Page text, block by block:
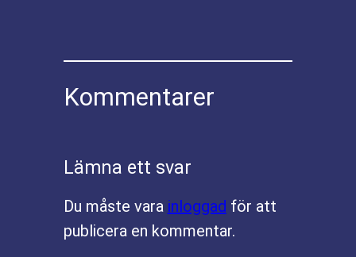
Kommentarer
Lämna ett svar
Du måste vara inloggad för att
publicera en kommentar.